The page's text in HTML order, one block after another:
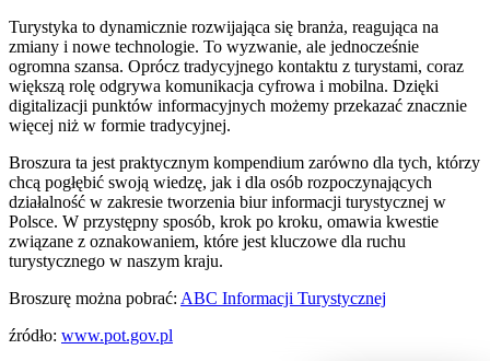
Turystyka to dynamicznie rozwijająca się branża, reagująca na
zmiany i nowe technologie. To wyzwanie, ale jednocześnie
ogromna szansa. Oprócz tradycyjnego kontaktu z turystami, coraz
większą rolę odgrywa komunikacja cyfrowa i mobilna. Dzięki
digitalizacji punktów informacyjnych możemy przekazać znacznie
więcej niż w formie tradycyjnej.
Broszura ta jest praktycznym kompendium zarówno dla tych, którzy
chcą pogłębić swoją wiedzę, jak i dla osób rozpoczynających
działalność w zakresie tworzenia biur informacji turystycznej w
Polsce. W przystępny sposób, krok po kroku, omawia kwestie
związane z oznakowaniem, które jest kluczowe dla ruchu
turystycznego w naszym kraju.
Broszurę można pobrać: ABC Informacji Turystycznej
źródło: www.pot.gov.pl